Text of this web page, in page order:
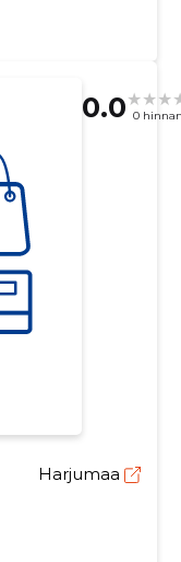
0.0 0
Harjumaa